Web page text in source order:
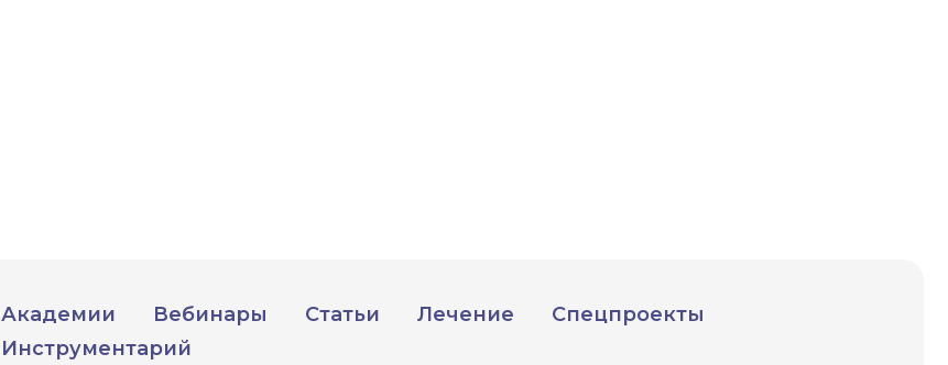
Академии Вебинары Статьи Лечение
Спецпроекты
Инструментарий